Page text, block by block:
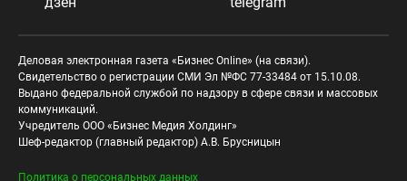
Деловая электронная газета «Бизнес Online» (на связи).
Свидетельство о регистрации СМИ Эл №ФС 77-33484 от 15.10.08.
Выдано федеральной службой по надзору в сфере связи и массовых
коммуникаций.
Учредитель ООО «Бизнес Медия Холдинг»
Шеф-редактор (главный редактор) А.В. Брусницын
Политика о персональных данных